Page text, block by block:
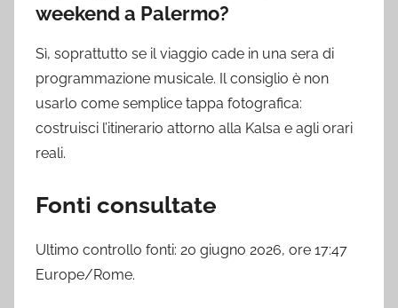
weekend a Palermo?
Sì, soprattutto se il viaggio cade in una sera di
programmazione musicale. Il consiglio è non
usarlo come semplice tappa fotografica:
costruisci l’itinerario attorno alla Kalsa e agli orari
reali.
Fonti consultate
Ultimo controllo fonti: 20 giugno 2026, ore 17:47
Europe/Rome.